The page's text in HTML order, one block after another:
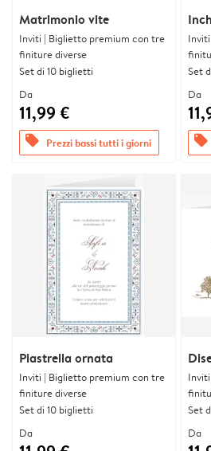
Matrimonio vite
Inviti | Biglietto premium con tre
finiture diverse
Set di 10 biglietti
Da
11,99 €
offers Prezzi bassi tutti i giorni
Set
Da
offers
Piastrella ornata
Inviti | Biglietto premium con tre
finiture diverse
Set di 10 biglietti
Da
Set
Da